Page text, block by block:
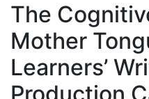
The
Mother
Learners’